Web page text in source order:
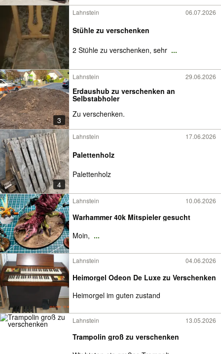
Lahnstein 06.07.2026
Stühle zu verschenken
2 Stühle zu verschenken, sehr ...
3
Lahnstein 29.06.2026
Erdaushub zu verschenken an
Selbstabholer
Zu verschenken.
4
Lahnstein 17.06.2026
Palettenholz
Palettenholz
Lahnstein 10.06.2026
Warhammer 40k Mitspieler gesucht
Moin, ...
Lahnstein 04.06.2026
Heimorgel Odeon De Luxe zu Verschenken
Heimorgel im guten zustand
Lahnstein 13.05.2026
Trampolin groß zu verschenken